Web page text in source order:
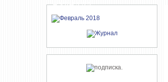
ЖУРНАЛА